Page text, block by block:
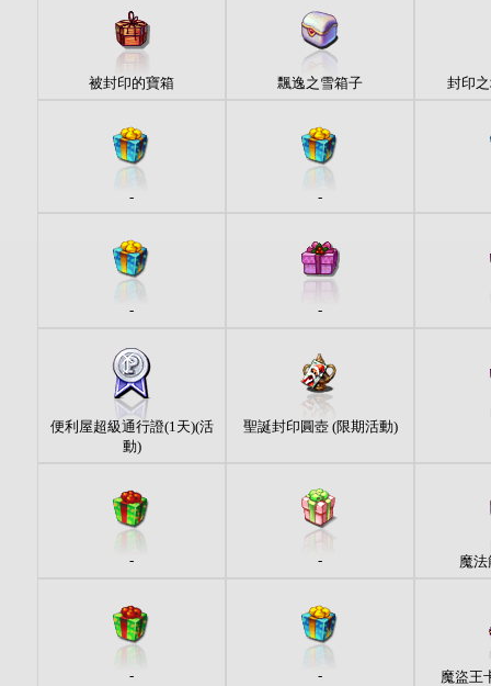
被封印的寶箱 飄逸之雪箱子 封印
- -
- -
便利屋超級通行證(1天)(活
動)
聖誕封印圓壺 (限期活動)
- - 魔
- - 魔盜王